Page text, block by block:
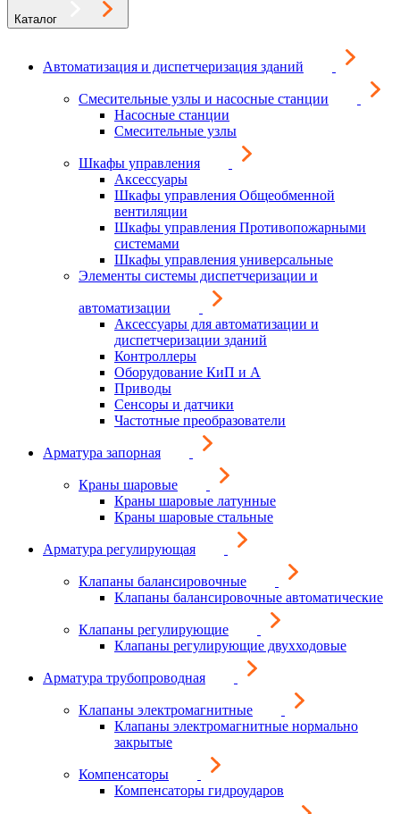
Каталог
Автоматизация и диспетчеризация зданий
Смесительные узлы и насосные станции
Насосные станции
Смесительные узлы
Шкафы управления
Аксессуары
Шкафы управления Общеобменной
вентиляции
Шкафы управления Противопожарными
системами
Шкафы управления универсальные
Элементы системы диспетчеризации и
автоматизации
Аксессуары для автоматизации и
диспетчеризации зданий
Контроллеры
Оборудование КиП и А
Приводы
Сенсоры и датчики
Частотные преобразователи
Арматура запорная
Краны шаровые
Краны шаровые латунные
Краны шаровые стальные
Арматура регулирующая
Клапаны балансировочные
Клапаны балансировочные автоматические
Клапаны регулирующие
Клапаны регулирующие двухходовые
Арматура трубопроводная
Клапаны электромагнитные
Клапаны электромагнитные нормально
закрытые
Компенсаторы
Компенсаторы гидроударов